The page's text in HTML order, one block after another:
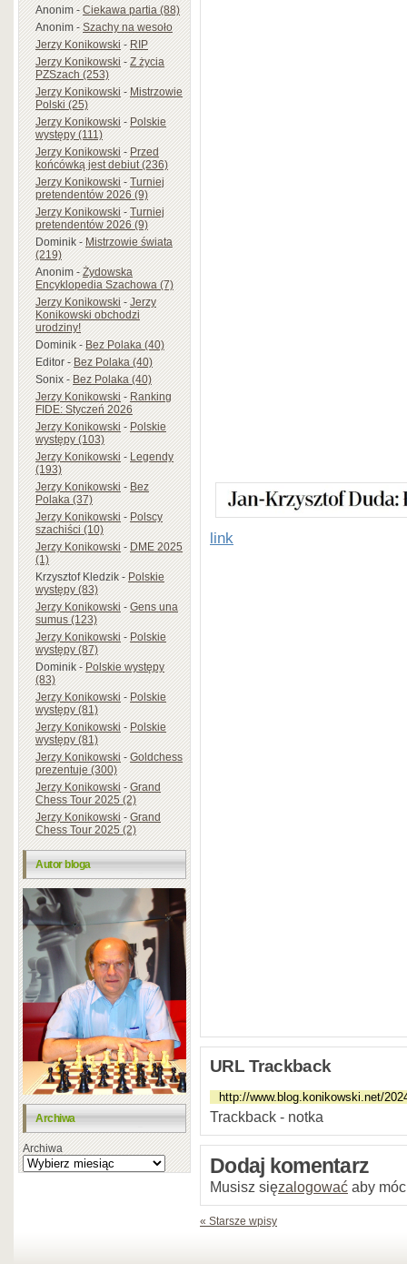
Anonim-Ciekawa partia (88)
Anonim-Szachy na wesoło
Jerzy Konikowski-RIP
Jerzy Konikowski-Z życia
PZSzach (253)
Jerzy Konikowski-Mistrzowie
Polski (25)
Jerzy Konikowski-Polskie
występy (111)
Jerzy Konikowski-Przed
końcówką jest debiut (236)
Jerzy Konikowski-Turniej
pretendentów 2026 (9)
Jerzy Konikowski-Turniej
pretendentów 2026 (9)
Dominik-Mistrzowie świata
(219)
Anonim-Żydowska
Encyklopedia Szachowa (7)
Jerzy Konikowski-Jerzy
Konikowski obchodzi
urodziny!
Dominik-Bez Polaka (40)
Editor-Bez Polaka (40)
Sonix-Bez Polaka (40)
Jerzy Konikowski-Ranking
FIDE: Styczeń 2026
Jerzy Konikowski-Polskie
występy (103)
Jerzy Konikowski-Legendy
(193)
Jerzy Konikowski-Bez
Polaka (37)
Jerzy Konikowski-Polscy
szachiści (10)
Jerzy Konikowski-DME 2025
(1)
Krzysztof Kledzik-Polskie
występy (83)
Jerzy Konikowski-Gens una
sumus (123)
Jerzy Konikowski-Polskie
występy (87)
Dominik-Polskie występy
(83)
Jerzy Konikowski-Polskie
występy (81)
Jerzy Konikowski-Polskie
występy (81)
Jerzy Konikowski-Goldchess
prezentuje (300)
Jerzy Konikowski-Grand
Chess Tour 2025 (2)
Jerzy Konikowski-Grand
Chess Tour 2025 (2)
Autor bloga
Archiwa
Archiwa
link
URL Trackback
Trackback - notka
Dodaj komentarz
Musisz sięzalogować aby
« Starsze wpisy